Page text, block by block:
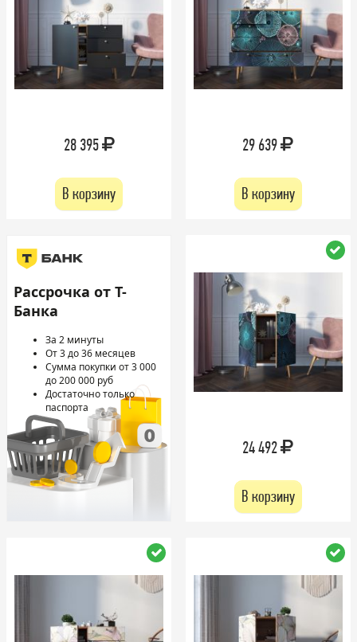
28 395
В корзину
29 639
В корзину
Рассрочка от Т-
Банка
За 2 минуты
От 3 до 36 месяцев
Сумма покупки от 3 000
до 200 000 руб
Достаточно только
паспорта
24 492
В корзину